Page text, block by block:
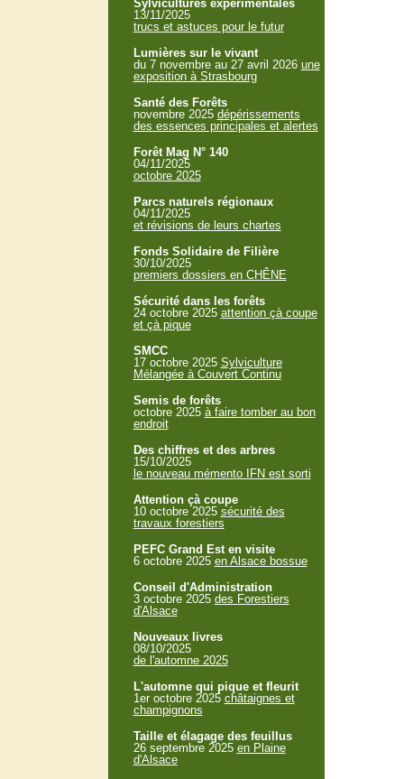
Sylvicultures expérimentales
13/11/2025
trucs et astuces pour le futur
Lumières sur le vivant
du 7 novembre au 27 avril 2026 une
exposition à Strasbourg
Santé des Forêts
novembre 2025 dépérissements
des essences principales et alertes
Forêt Mag N° 140
04/11/2025
octobre 2025
Parcs naturels régionaux
04/11/2025
et révisions de leurs chartes
Fonds Solidaire de Filière
30/10/2025
premiers dossiers en CHÊNE
Sécurité dans les forêts
24 octobre 2025 attention çà coupe
et çà pique
SMCC
17 octobre 2025 Sylviculture
Mélangée à Couvert Continu
Semis de forêts
octobre 2025 à faire tomber au bon
endroit
Des chiffres et des arbres
15/10/2025
le nouveau mémento IFN est sorti
Attention çà coupe
10 octobre 2025 sécurité des
travaux forestiers
PEFC Grand Est en visite
6 octobre 2025 en Alsace bossue
Conseil d'Administration
3 octobre 2025 des Forestiers
d'Alsace
Nouveaux livres
08/10/2025
de l'automne 2025
L'automne qui pique et fleurit
1er octobre 2025 châtaignes et
champignons
Taille et élagage des feuillus
26 septembre 2025 en Plaine
d'Alsace